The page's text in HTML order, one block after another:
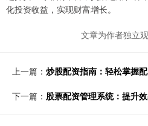
化投资收益，实现财富增长。
文章为作者独立
上一篇： 炒股配资指南：轻松掌握
下一篇： 股票配资管理系统：提升